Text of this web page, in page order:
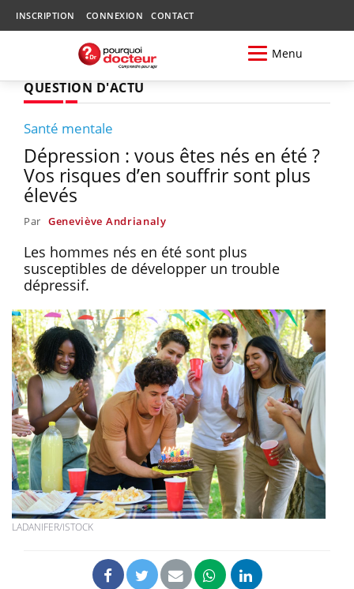
INSCRIPTION CONNEXION CONTACT
Menu
QUESTION D'ACTU
Santé mentale
Dépression : vous êtes nés en été ?
Vos risques d’en souffrir sont plus
élevés
Par Geneviève Andrianaly
Les hommes nés en été sont plus
susceptibles de développer un trouble
dépressif.
LADANIFER/ISTOCK